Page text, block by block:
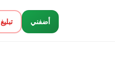
أضفني تبليغ